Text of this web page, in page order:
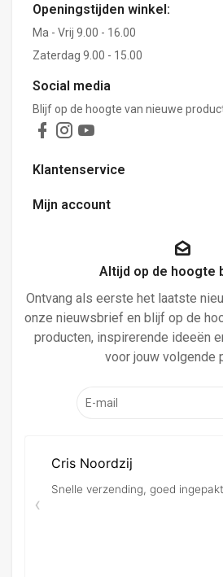
Openingstijden winkel:
Ma - Vrij 9.00 - 16.00
Zaterdag 9.00 - 15.00
Social media
Blijf op de hoogte van nieuwe
Klantenservice
Mijn account
Altijd op de hoogte
Ontvang als eerste het laatste
onze nieuwsbrief en blijf op de
producten, inspirerende ideeën
voor jouw volgende